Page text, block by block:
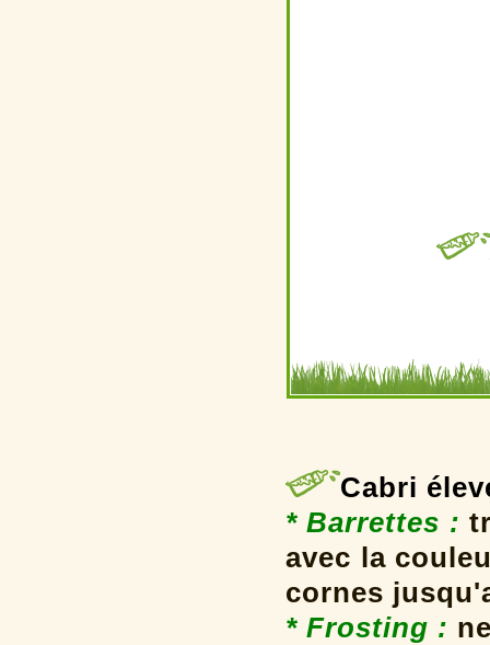
Cabri
* Barrettes :
avec la
cornes
* Frosting :